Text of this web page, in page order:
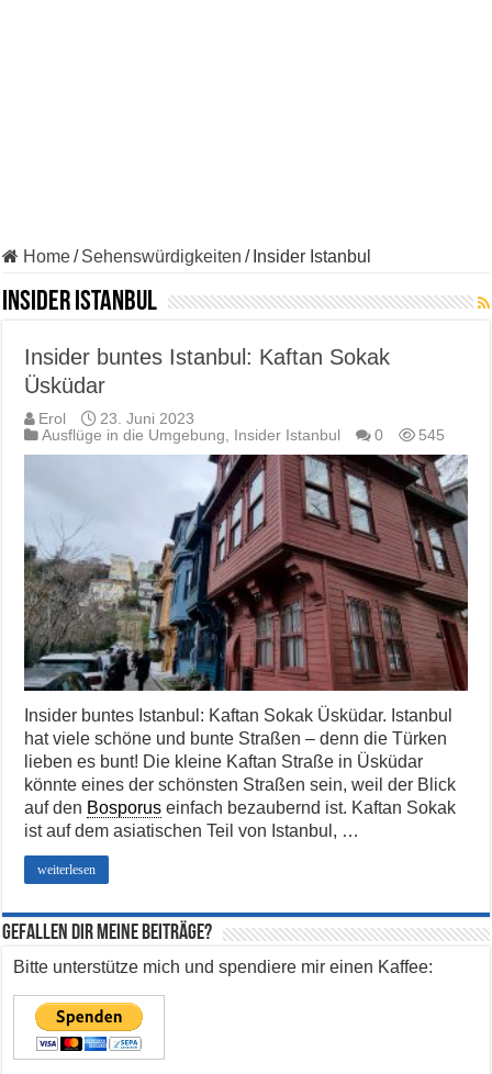
Home/ Sehenswürdigkeiten / Insider Istanbul
Insider Istanbul
Insider buntes Istanbul: Kaftan Sokak
Üsküdar
Erol
23. Juni 2023
Ausflüge in die Umgebung, Insider Istanbul 0 545
Insider buntes Istanbul: Kaftan Sokak Üsküdar. Istanbul
hat viele schöne und bunte Straßen – denn die Türken
lieben es bunt! Die kleine Kaftan Straße in Üsküdar
könnte eines der schönsten Straßen sein, weil der Blick
auf den Bosporus einfach bezaubernd ist. Kaftan Sokak
ist auf dem asiatischen Teil von Istanbul, …
weiterlesen
Gefallen dir meine Beiträge?
Bitte unterstütze mich und spendiere mir einen Kaffee: